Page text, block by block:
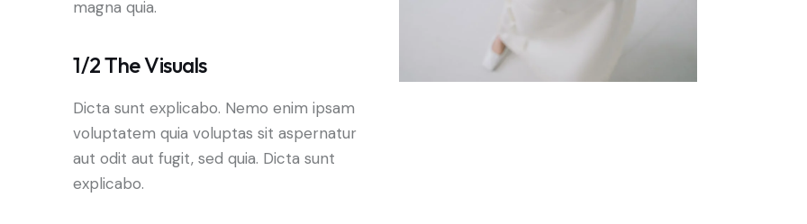
magna quia.
1/2 The Visuals
Dicta sunt explicabo. Nemo enim ipsam
voluptatem quia voluptas sit aspernatur
aut odit aut fugit, sed quia. Dicta sunt
explicabo.